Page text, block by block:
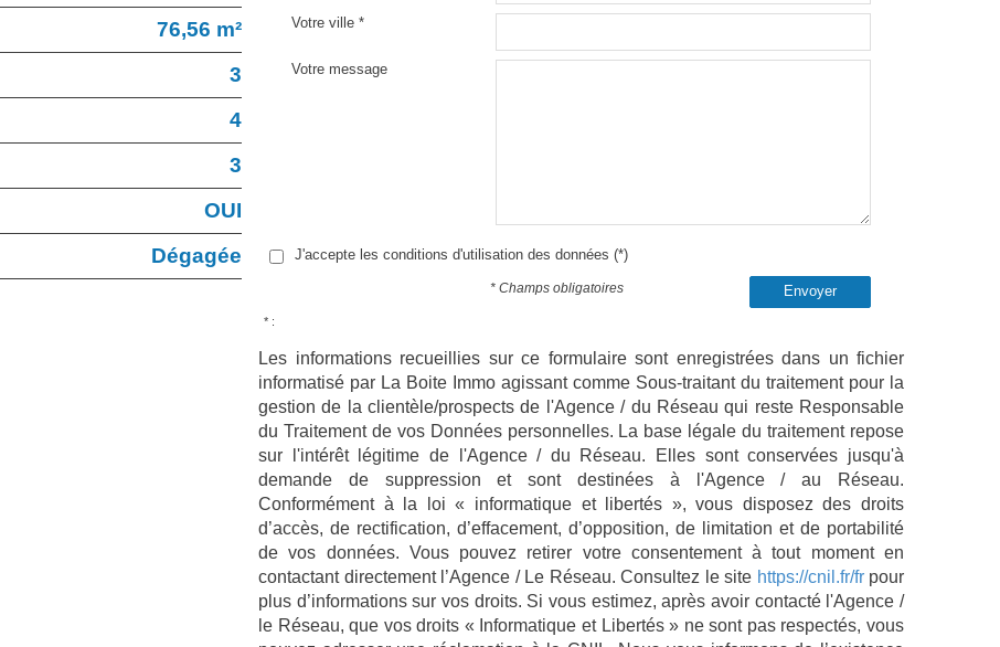
76,56 m²
3
4
3
OUI
Dégagée
Votre ville *
Votre message
J'accepte les conditions d'utilisation des données (*)
Envoyer
* Champs obligatoires
* :
Les informations recueillies sur ce formulaire sont enregistrées dans un fichier
informatisé par La Boite Immo agissant comme Sous-traitant du traitement pour la
gestion de la clientèle/prospects de l'Agence / du Réseau qui reste Responsable
du Traitement de vos Données personnelles. La base légale du traitement repose
sur l'intérêt légitime de l'Agence / du Réseau. Elles sont conservées jusqu'à
demande de suppression et sont destinées à l'Agence / au Réseau.
Conformément à la loi « informatique et libertés », vous disposez des droits
d’accès, de rectification, d’effacement, d’opposition, de limitation et de portabilité
de vos données. Vous pouvez retirer votre consentement à tout moment en
contactant directement l’Agence / Le Réseau. Consultez le site https://cnil.fr/frpour
plus d’informations sur vos droits. Si vous estimez, après avoir contacté l'Agence /
le Réseau, que vos droits « Informatique et Libertés » ne sont pas respectés, vous